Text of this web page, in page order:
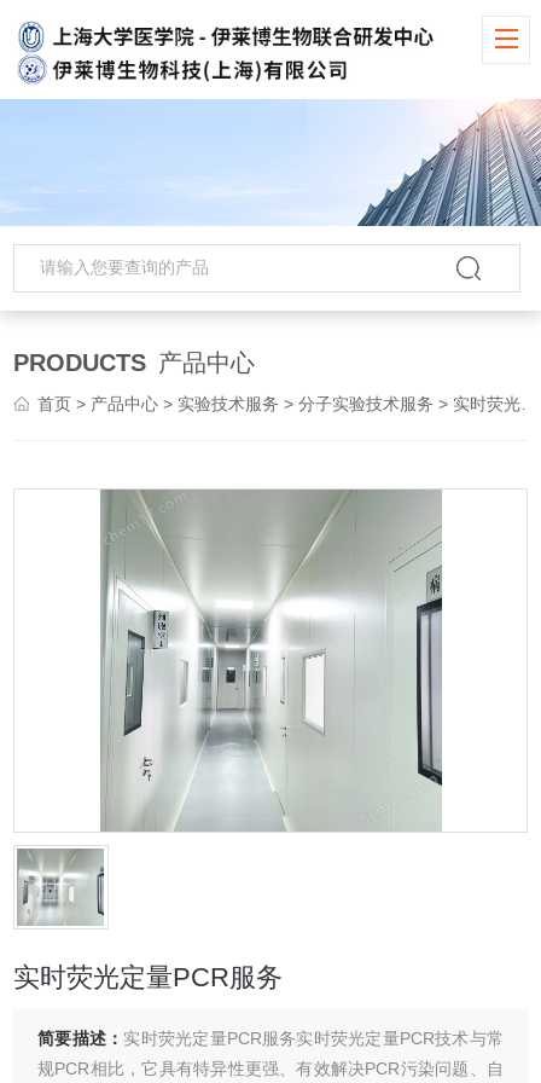
PRODUCTS 产品中心
首页 > 产品中心 > 实验技术服务 >分子实验技术服务 > 实时荧光定量PCR服务
实时荧光定量PCR服务
简要描述： 实时荧光定量PCR服务实时荧光定量PCR技术与常
规PCR相比，它具有特异性更强、有效解决PCR污染问题、自